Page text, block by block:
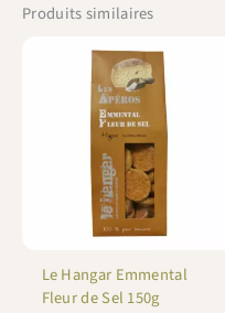
Produits similaires
Le Hangar Emmental
Fleur de Sel 150g